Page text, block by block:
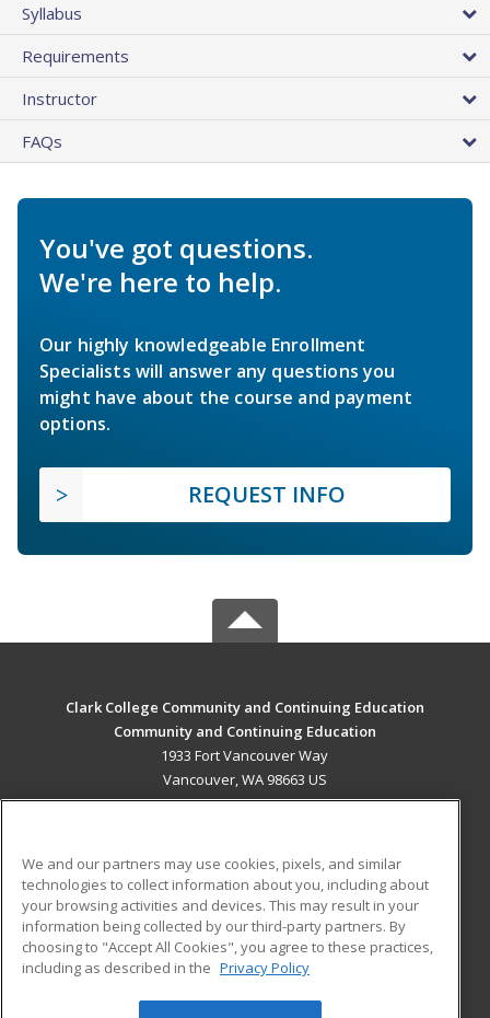
Syllabus
Requirements
Instructor
FAQs
You've got questions.
We're here to help.
Our highly knowledgeable Enrollment
Specialists will answer any questions you
might have about the course and payment
options.
REQUEST INFO
Clark College Community and Continuing Education
Community and Continuing Education
1933 Fort Vancouver Way
Vancouver, WA 98663 US
ADDITIONAL RESOURCES
Military
Financial Assistance
Help
Student Blog
We and our partners may use cookies, pixels, and similar
technologies to collect information about you, including about
your browsing activities and devices. This may result in your
information being collected by our third-party partners. By
choosing to "Accept All Cookies", you agree to these practices,
including as described in the Privacy Policy